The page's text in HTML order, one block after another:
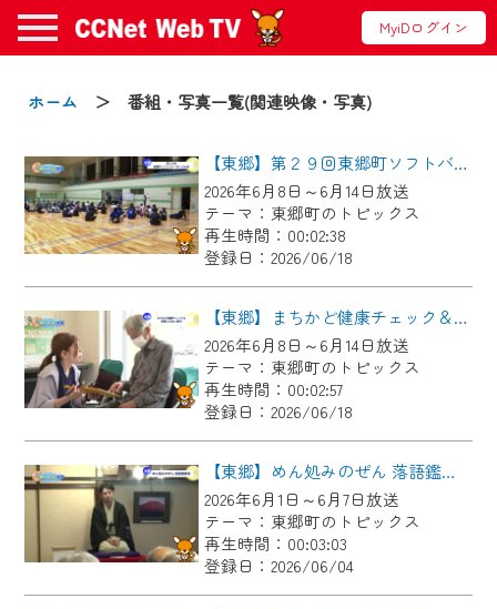
MyiDログイン
ホーム ＞ 番組・写真一覧(関連映像・写真)
【東郷】第２９回東郷町ソフトバレーボール大会
2026年6月8日～6月14日放送
テーマ：東郷町のトピックス
再生時間：00:02:38
登録日：2026/06/18
【東郷】まちかど健康チェック＆東郷ふれあい朝市
2026年6月8日～6月14日放送
テーマ：東郷町のトピックス
再生時間：00:02:57
登録日：2026/06/18
【東郷】めん処みのぜん 落語鑑賞会
2026年6月1日～6月7日放送
テーマ：東郷町のトピックス
再生時間：00:03:03
登録日：2026/06/04
お知らせ
2024/09/02
動画配信サービス『CCNet Web TV』は2024
年9月24日からリニューアルします！
【変更点】
◆デザイン変更により、お住まいの地域
の動画コンテンツが一目瞭然。
◆当社アプリやＰＣブラウザから、いつ
でも・どこでも・外出先でも！
CCNetサービスエリア20市町の地域情報
番組をご視聴いただけます！
【ご注意】
2024年9月24日からはご加入者様へのサー
ビス向上のため、
『CCNet Web TV』を利用いただくには、